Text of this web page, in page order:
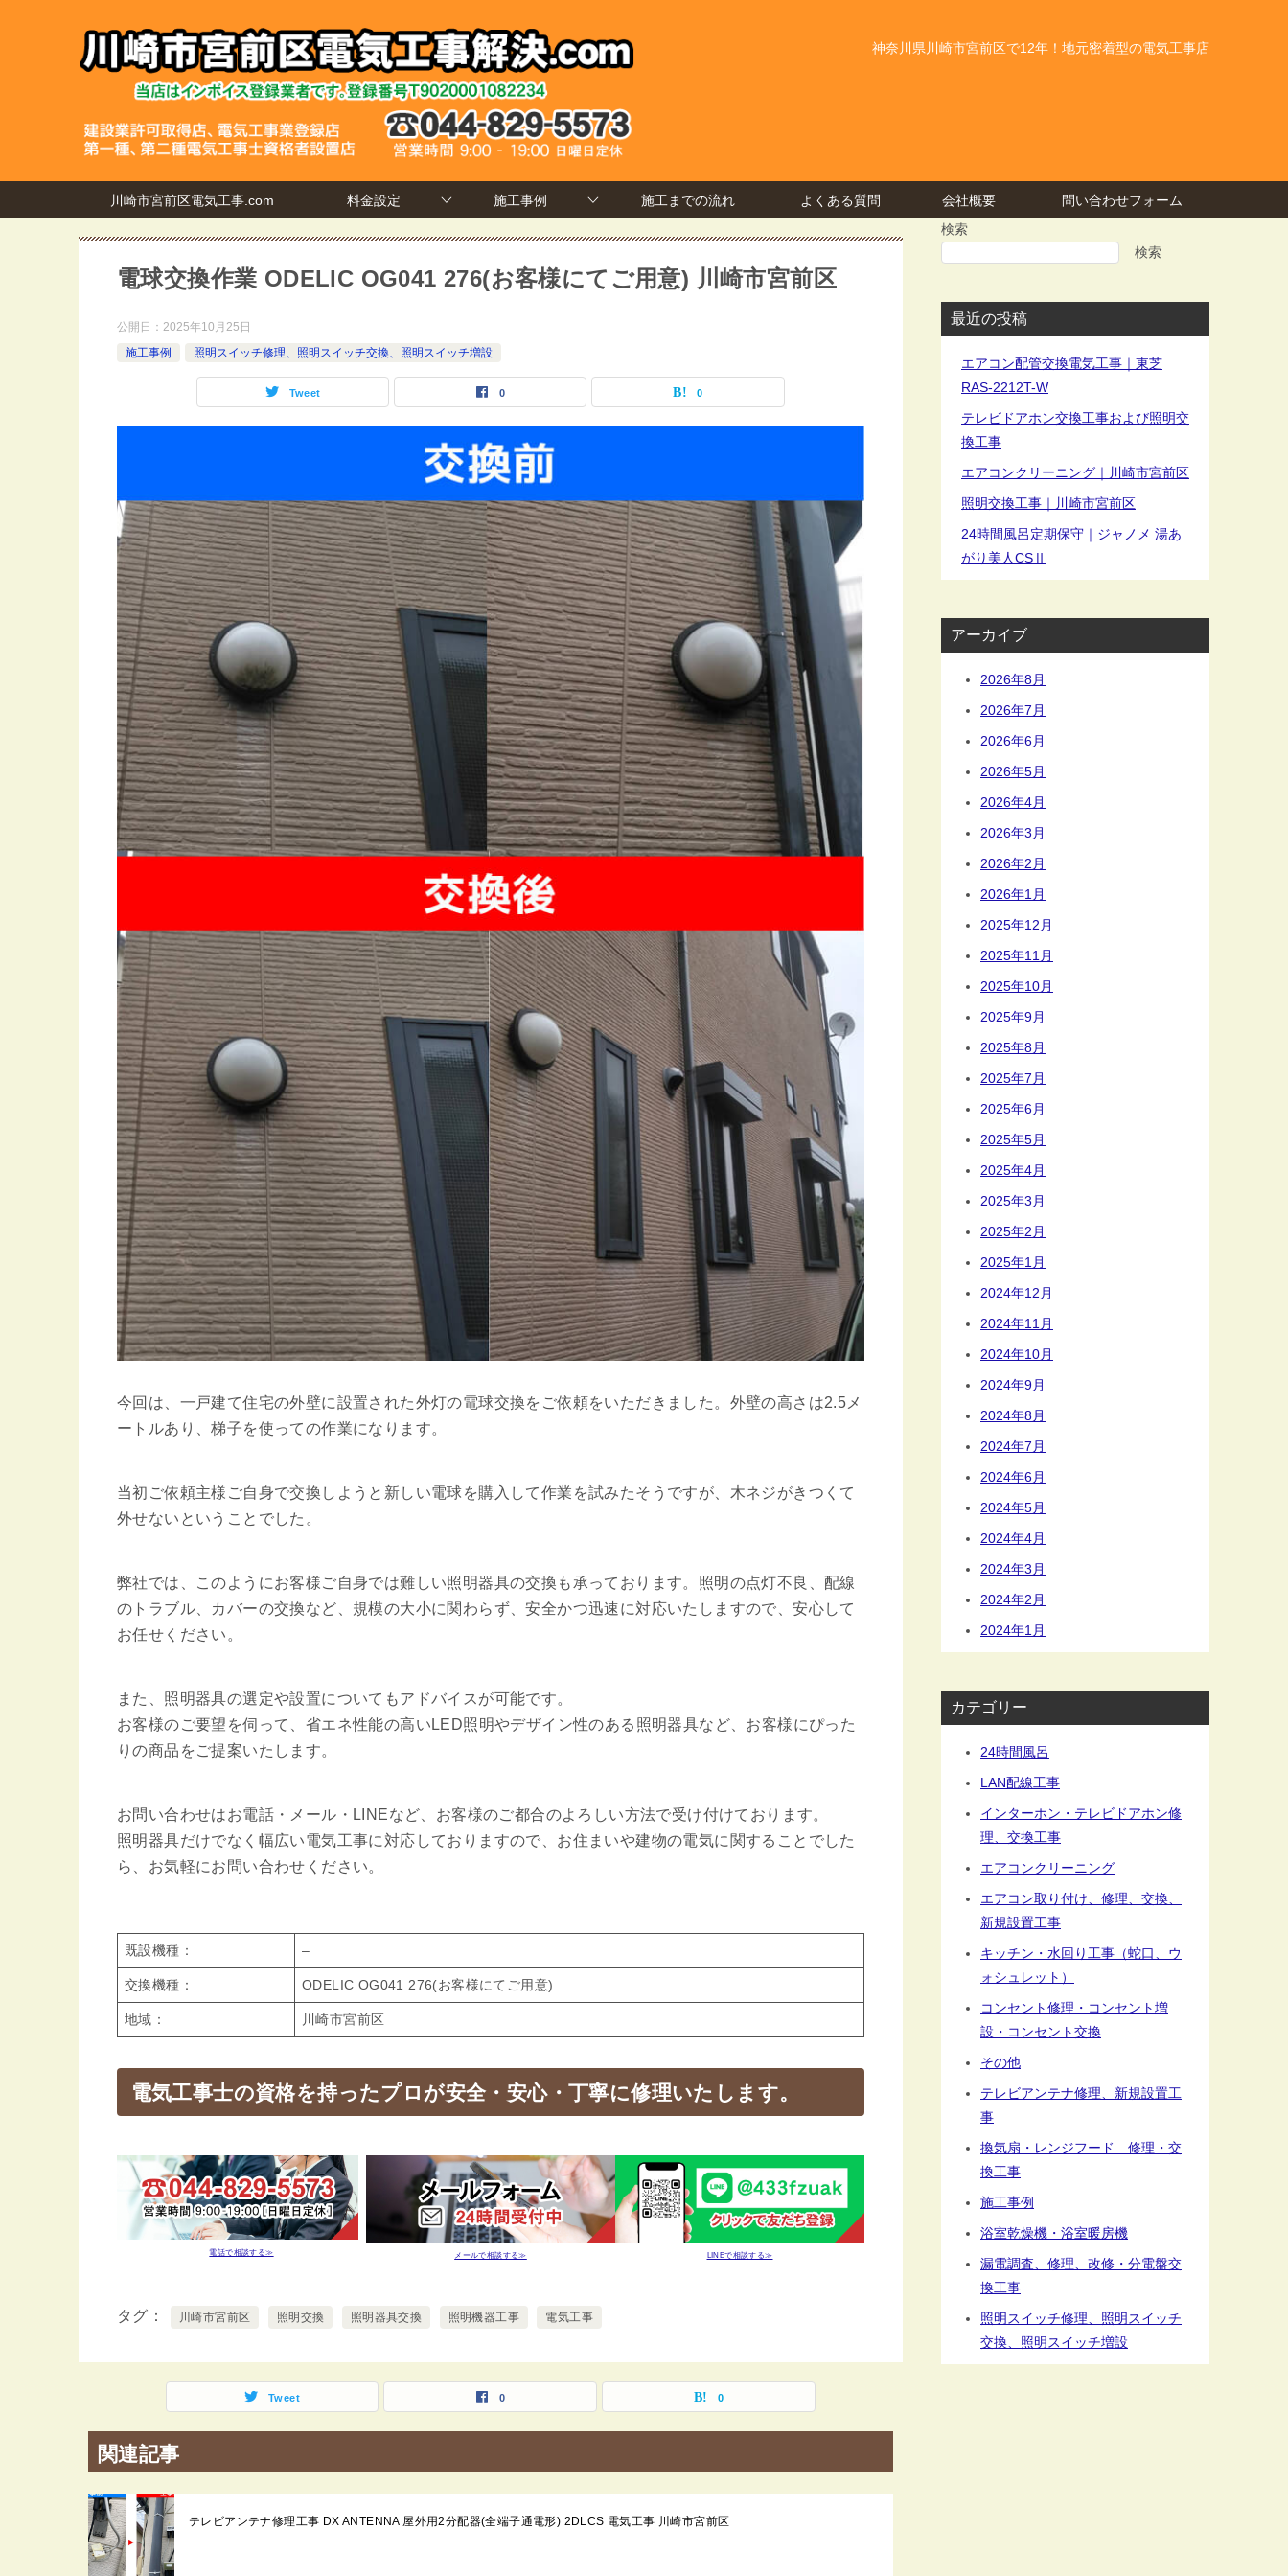
神奈川県川崎市宮前区で12年！地元密着型の電気工事店
川崎市宮前区電気工事.com 料金設定 施工事例 施工までの流れ よくある質問 会社概要 問い合わせフォーム
電球交換作業 ODELIC OG041 276(お客様にてご用意) 川崎市宮前区
公開日： 2025年10月25日
施工事例
照明スイッチ修理、照明スイッチ交換、照明スイッチ増設
Tweet 0 0
今回は、一戸建て住宅の外壁に設置された外灯の電球交換をご依頼をいただきました。外壁の高さは2.5メ
ートルあり、梯子を使っての作業になります。
当初ご依頼主様ご自身で交換しようと新しい電球を購入して作業を試みたそうですが、木ネジがきつくて
外せないということでした。
弊社では、このようにお客様ご自身では難しい照明器具の交換も承っております。照明の点灯不良、配線
のトラブル、カバーの交換など、規模の大小に関わらず、安全かつ迅速に対応いたしますので、安心して
お任せください。
また、照明器具の選定や設置についてもアドバイスが可能です。
お客様のご要望を伺って、省エネ性能の高いLED照明やデザイン性のある照明器具など、お客様にぴった
りの商品をご提案いたします。
お問い合わせはお電話・メール・LINEなど、お客様のご都合のよろしい方法で受け付けております。
照明器具だけでなく幅広い電気工事に対応しておりますので、お住まいや建物の電気に関することでした
ら、お気軽にお問い合わせください。
既設機種： –
交換機種： ODELIC OG041 276(お客様にてご用意)
地域： 川崎市宮前区
電気工事士の資格を持ったプロが安全・安心・丁寧に修理いたします。
電話で相談する≫ メールで相談する≫ LINEで相談する≫
タグ 川崎市宮前区 照明交換 照明器具交換 照明機器工事 電気工事
Tweet 0 0
関連記事
テレビアンテナ修理工事 DX ANTENNA 屋外用2分配器(全端子通電形) 2DLCS 電気工事 川崎市宮前区
検索
検索
最近の投稿
エアコン配管交換電気工事｜東芝
RAS-2212T-W
テレビドアホン交換工事および照明交
換工事
エアコンクリーニング｜川崎市宮前区
照明交換工事｜川崎市宮前区
24時間風呂定期保守｜ジャノメ 湯あ
がり美人CSⅡ
アーカイブ
2026年8月
2026年7月
2026年6月
2026年5月
2026年4月
2026年3月
2026年2月
2026年1月
2025年12月
2025年11月
2025年10月
2025年9月
2025年8月
2025年7月
2025年6月
2025年5月
2025年4月
2025年3月
2025年2月
2025年1月
2024年12月
2024年11月
2024年10月
2024年9月
2024年8月
2024年7月
2024年6月
2024年5月
2024年4月
2024年3月
2024年2月
2024年1月
カテゴリー
24時間風呂
LAN配線工事
インターホン・テレビドアホン修
理、交換工事
エアコンクリーニング
エアコン取り付け、修理、交換、
新規設置工事
キッチン・水回り工事（蛇口、ウ
ォシュレット）
コンセント修理・コンセント増
設・コンセント交換
その他
テレビアンテナ修理、新規設置工
事
換気扇・レンジフード 修理・交
換工事
施工事例
浴室乾燥機・浴室暖房機
漏電調査、修理、改修・分電盤交
換工事
照明スイッチ修理、照明スイッチ
交換、照明スイッチ増設